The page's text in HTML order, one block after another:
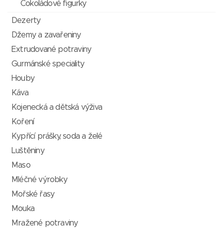
Čokoládové figurky
Dezerty
Džemy a zavařeniny
Extrudované potraviny
Gurmánské speciality
Houby
Káva
Kojenecká a dětská výživa
Koření
Kypřící prášky, soda a želé
Luštěniny
Maso
Mléčné výrobky
Mořské řasy
Mouka
Mražené potraviny